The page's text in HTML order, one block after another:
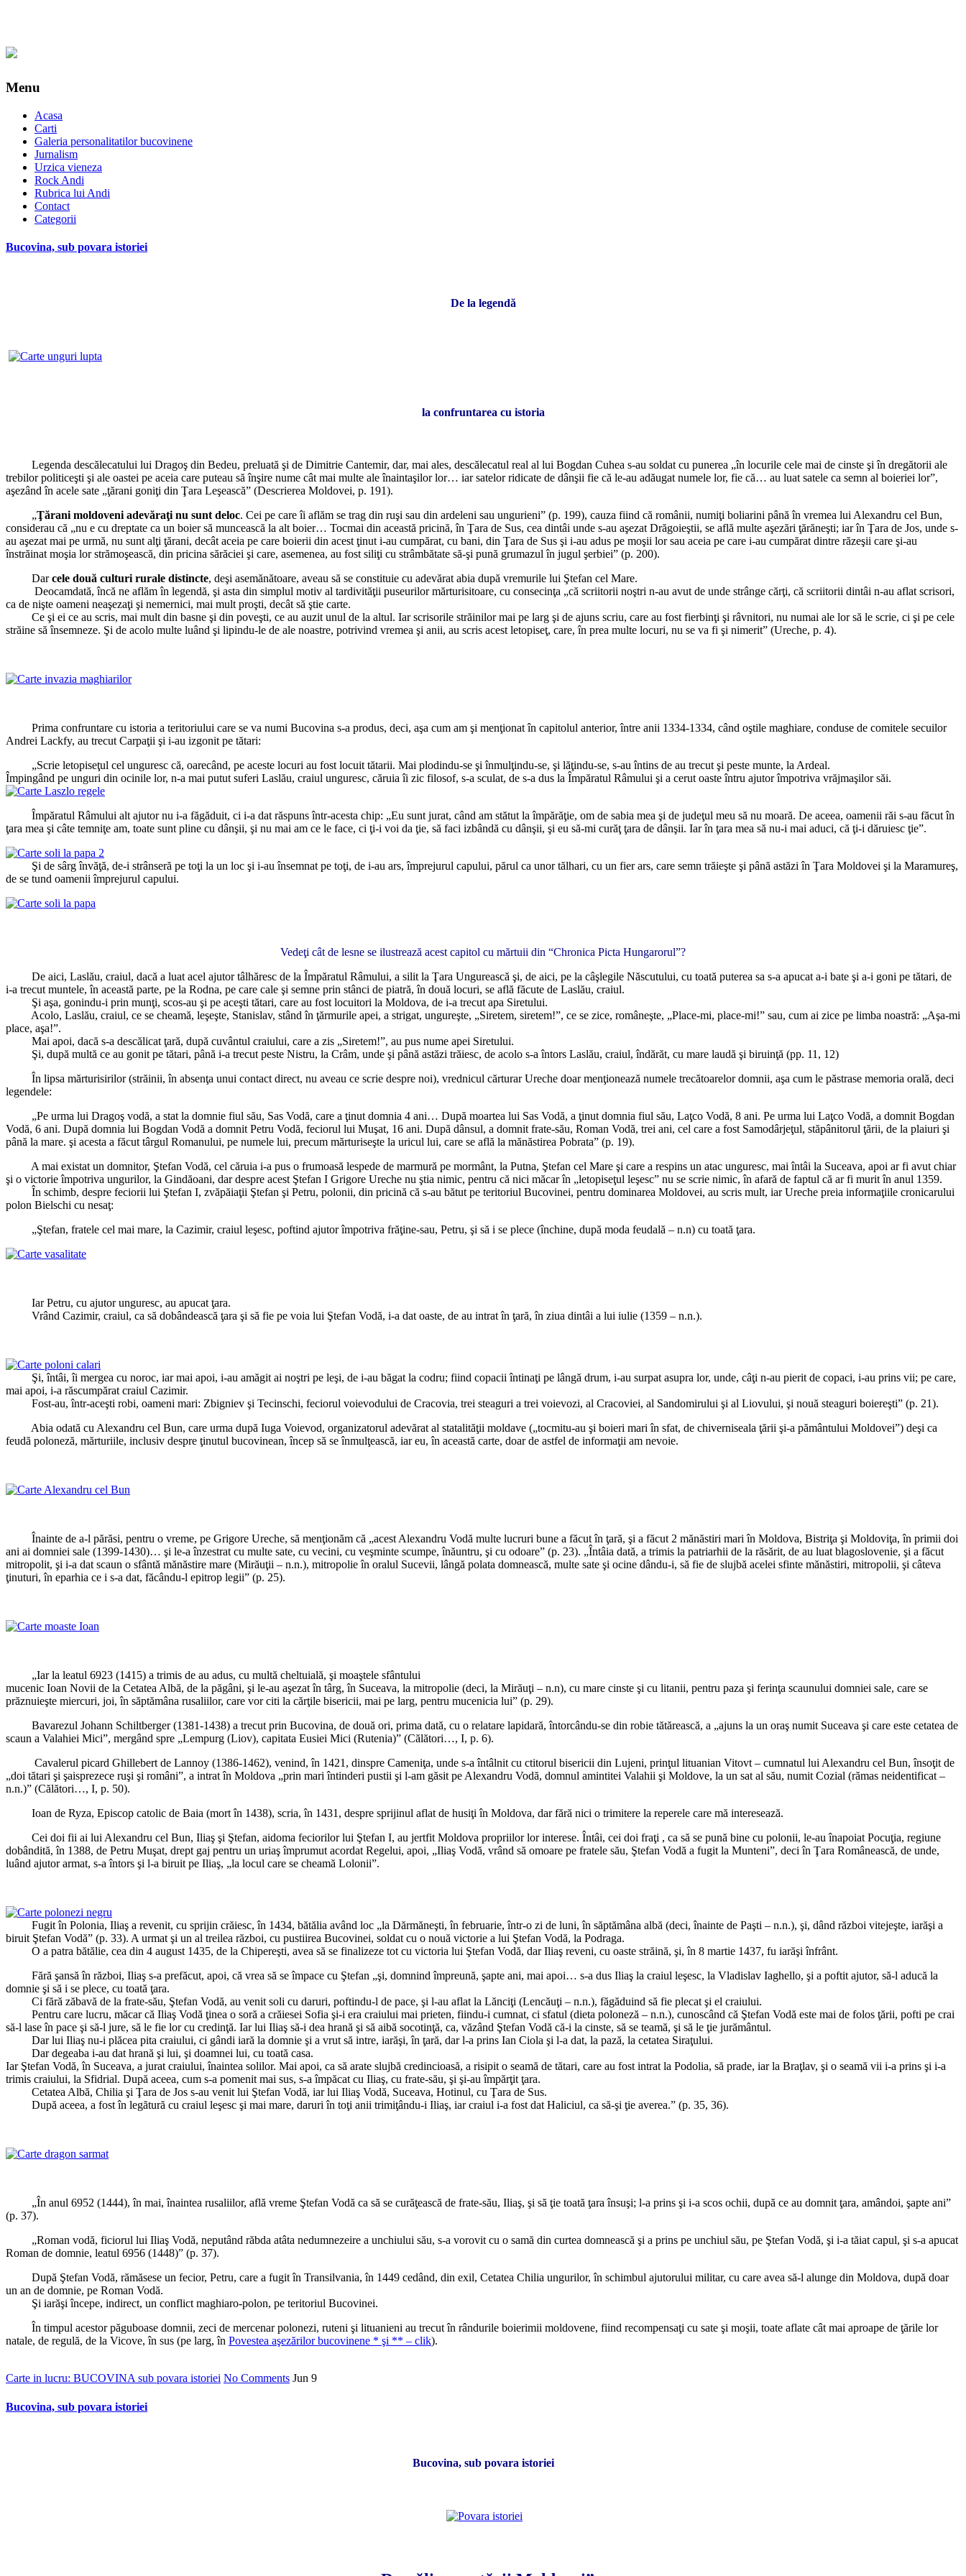
Menu
Acasa
Carti
Galeria personalitatilor bucovinene
Jurnalism
Urzica vieneza
Rock Andi
Rubrica lui Andi
Contact
Categorii
Bucovina, sub povara istoriei
De la legendă
la confruntarea cu istoria
Legenda descălecatului lui Dragoş din Bedeu, preluată şi de Dimitrie Cantemir, dar, mai ales, descălecatul real al lui Bogdan Cuhea s-au soldat cu punerea „în locurile cele mai de cinste şi în dregătorii ale
trebilor politiceşti şi ale oastei pe aceia care puteau să înşire nume cât mai multe ale înaintaşilor lor… iar satelor ridicate de dânşii fie că le-au adăugat numele lor, fie că… au luat satele ca semn al boieriei lor”,
aşezând în acele sate „ţărani goniţi din Ţara Leşească” (Descrierea Moldovei, p. 191).
„Ţărani moldoveni adevăraţi nu sunt deloc. Cei pe care îi aflăm se trag din ruşi sau din ardeleni sau ungurieni” (p. 199), cauza fiind că românii, numiţi boliarini până în vremea lui Alexandru cel Bun,
considerau că „nu e cu dreptate ca un boier să muncească la alt boier… Tocmai din această pricină, în Ţara de Sus, cea dintâi unde s-au aşezat Drăgoieştii, se află multe aşezări ţărăneşti; iar în Ţara de Jos, unde s-
au aşezat mai pe urmă, nu sunt alţi ţărani, decât aceia pe care boierii din acest ţinut i-au cumpărat, cu bani, din Ţara de Sus şi i-au adus pe moşii lor sau aceia pe care i-au cumpărat dintre răzeşii care şi-au
înstrăinat moşia lor strămoşească, din pricina sărăciei şi care, asemenea, au fost siliţi cu strâmbătate să-şi pună grumazul în jugul şerbiei” (p. 200).
Darcele două culturi rurale distincte, deşi asemănătoare, aveau să se constituie cu adevărat abia după vremurile lui Ştefan cel Mare.
Deocamdată, încă ne aflăm în legendă, şi asta din simplul motiv al tardivităţii puseurilor mărturisitoare, cu consecinţa „că scriitorii noştri n-au avut de unde strânge cărţi, că scriitorii dintâi n-au aflat scrisori,
ca de nişte oameni neaşezaţi şi nemernici, mai mult proşti, decât să ştie carte.
Ce şi ei ce au scris, mai mult din basne şi din poveşti, ce au auzit unul de la altul. Iar scrisorile străinilor mai pe larg şi de ajuns scriu, care au fost fierbinţi şi râvnitori, nu numai ale lor să le scrie, ci şi pe cele
străine să însemneze. Şi de acolo multe luând şi lipindu-le de ale noastre, potrivind vremea şi anii, au scris acest letopiseţ, care, în prea multe locuri, nu se va fi şi nimerit” (Ureche, p. 4).
Prima confruntare cu istoria a teritoriului care se va numi Bucovina s-a produs, deci, aşa cum am şi menţionat în capitolul anterior, între anii 1334-1334, când oştile maghiare, conduse de comitele secuilor
Andrei Lackfy, au trecut Carpaţii şi i-au izgonit pe tătari:
„Scrie letopiseţul cel unguresc că, oarecând, pe aceste locuri au fost locuit tătarii. Mai plodindu-se şi înmulţindu-se, şi lăţindu-se, s-au întins de au trecut şi peste munte, la Ardeal.
Împingând pe unguri din ocinile lor, n-a mai putut suferi Laslău, craiul unguresc, căruia îi zic filosof, s-a sculat, de s-a dus la Împăratul Râmului şi a cerut oaste întru ajutor împotriva vrăjmaşilor săi.
Împăratul Râmului alt ajutor nu i-a făgăduit, ci i-a dat răspuns într-acesta chip: „Eu sunt jurat, când am stătut la împărăţie, om de sabia mea şi de judeţul meu să nu moară. De aceea, oamenii răi s-au făcut în
ţara mea şi câte temniţe am, toate sunt pline cu dânşii, şi nu mai am ce le face, ci ţi-i voi da ţie, să faci izbândă cu dânşii, şi eu să-mi curăţ ţara de dânşii. Iar în ţara mea să nu-i mai aduci, că ţi-i dăruiesc ţie”.
Şi de sârg învăţă, de-i strânseră pe toţi la un loc şi i-au însemnat pe toţi, de i-au ars, împrejurul capului, părul ca unor tălhari, cu un fier ars, care semn trăieşte şi până astăzi în Ţara Moldovei şi la Maramureş,
de se tund oamenii împrejurul capului.
Vedeţi cât de lesne se ilustrează acest capitol cu mărtuii din “Chronica Picta Hungarorul”?
De aici, Laslău, craiul, dacă a luat acel ajutor tâlhăresc de la Împăratul Râmului, a silit la Ţara Ungurească şi, de aici, pe la câşlegile Născutului, cu toată puterea sa s-a apucat a-i bate şi a-i goni pe tătari, de
i-a trecut muntele, în această parte, pe la Rodna, pe care cale şi semne prin stânci de piatră, în două locuri, se află făcute de Laslău, craiul.
Şi aşa, gonindu-i prin munţi, scos-au şi pe aceşti tătari, care au fost locuitori la Moldova, de i-a trecut apa Siretului.
Acolo, Laslău, craiul, ce se cheamă, leşeşte, Stanislav, stând în ţărmurile apei, a strigat, ungureşte, „Siretem, siretem!”, ce se zice, româneşte, „Place-mi, place-mi!” sau, cum ai zice pe limba noastră: „Aşa-mi
place, aşa!”.
Mai apoi, dacă s-a descălicat ţară, după cuvântul craiului, care a zis „Siretem!”, au pus nume apei Siretului.
Şi, după multă ce au gonit pe tătari, până i-a trecut peste Nistru, la Crâm, unde şi până astăzi trăiesc, de acolo s-a întors Laslău, craiul, îndărăt, cu mare laudă şi biruinţă (pp. 11, 12)
În lipsa mărturisirilor (străinii, în absenţa unui contact direct, nu aveau ce scrie despre noi), vrednicul cărturar Ureche doar menţionează numele trecătoarelor domnii, aşa cum le păstrase memoria orală, deci
legendele:
„Pe urma lui Dragoş vodă, a stat la domnie fiul său, Sas Vodă, care a ţinut domnia 4 ani… După moartea lui Sas Vodă, a ţinut domnia fiul său, Laţco Vodă, 8 ani. Pe urma lui Laţco Vodă, a domnit Bogdan
Vodă, 6 ani. După domnia lui Bogdan Vodă a domnit Petru Vodă, feciorul lui Muşat, 16 ani. După dânsul, a domnit frate-său, Roman Vodă, trei ani, cel care a fost Samodârjeţul, stăpânitorul ţării, de la plaiuri şi
până la mare. şi acesta a făcut târgul Romanului, pe numele lui, precum mărturiseşte la uricul lui, care se află la mănăstirea Pobrata” (p. 19).
A mai existat un domnitor, Ştefan Vodă, cel căruia i-a pus o frumoasă lespede de marmură pe mormânt, la Putna, Ştefan cel Mare şi care a respins un atac unguresc, mai întâi la Suceava, apoi ar fi avut chiar
şi o victorie împotriva ungurilor, la Gindăoani, dar despre acest Ştefan I Grigore Ureche nu ştia nimic, pentru că nici măcar în „letopiseţul leşesc” nu se scrie nimic, în afară de faptul că ar fi murit în anul 1359.
În schimb, despre feciorii lui Ştefan I, zvăpăiaţii Ştefan şi Petru, polonii, din pricină că s-au bătut pe teritoriul Bucovinei, pentru dominarea Moldovei, au scris mult, iar Ureche preia informaţiile cronicarului
polon Bielschi cu nesaţ:
„Ştefan, fratele cel mai mare, la Cazimir, craiul leşesc, poftind ajutor împotriva frăţine-sau, Petru, şi să i se plece (închine, după moda feudală – n.n) cu toată ţara.
Iar Petru, cu ajutor unguresc, au apucat ţara.
Vrând Cazimir, craiul, ca să dobândească ţara şi să fie pe voia lui Ştefan Vodă, i-a dat oaste, de au intrat în ţară, în ziua dintâi a lui iulie (1359 – n.n.).
Şi, întâi, îi mergea cu noroc, iar mai apoi, i-au amăgit ai noştri pe leşi, de i-au băgat la codru; fiind copacii întinaţi pe lângă drum, i-au surpat asupra lor, unde, câţi n-au pierit de copaci, i-au prins vii; pe care,
mai apoi, i-a răscumpărat craiul Cazimir.
Fost-au, într-aceşti robi, oameni mari: Zbigniev şi Tecinschi, feciorul voievodului de Cracovia, trei steaguri a trei voievozi, al Cracoviei, al Sandomirului şi al Liovului, şi nouă steaguri boiereşti” (p. 21).
Abia odată cu Alexandru cel Bun, care urma după Iuga Voievod, organizatorul adevărat al statalităţii moldave („tocmitu-au şi boieri mari în sfat, de chiverniseala ţării şi-a pământului Moldovei”) deşi ca
feudă poloneză, mărturiile, inclusiv despre ţinutul bucovinean, încep să se înmulţească, iar eu, în această carte, doar de astfel de informaţii am nevoie.
Înainte de a-l părăsi, pentru o vreme, pe Grigore Ureche, să menţionăm că „acest Alexandru Vodă multe lucruri bune a făcut în ţară, şi a făcut 2 mănăstiri mari în Moldova, Bistriţa şi Moldoviţa, în primii doi
ani ai domniei sale (1399-1430)… şi le-a înzestrat cu multe sate, cu vecini, cu veşminte scumpe, înăuntru, şi cu odoare” (p. 23). „Întâia dată, a trimis la patriarhii de la răsărit, de au luat blagoslovenie, şi a făcut
mitropolit, şi i-a dat scaun o sfântă mănăstire mare (Mirăuţii – n.n.), mitropolie în oralul Sucevii, lângă polata domnească, multe sate şi ocine dându-i, să fie de slujbă acelei sfinte mănăstiri, mitropolii, şi câteva
ţinuturi, în eparhia ce i s-a dat, făcându-l epitrop legii” (p. 25).
„Iar la leatul 6923 (1415) a trimis de au adus, cu multă cheltuială, şi moaştele sfântului
mucenic Ioan Novii de la Cetatea Albă, de la păgâni, şi le-au aşezat în târg, în Suceava, la mitropolie (deci, la Mirăuţi – n.n), cu mare cinste şi cu litanii, pentru paza şi ferinţa scaunului domniei sale, care se
prăznuieşte miercuri, joi, în săptămâna rusaliilor, care vor citi la cărţile bisericii, mai pe larg, pentru mucenicia lui” (p. 29).
Bavarezul Johann Schiltberger (1381-1438) a trecut prin Bucovina, de două ori, prima dată, cu o relatare lapidară, întorcându-se din robie tătărească, a „ajuns la un oraş numit Suceava şi care este cetatea de
scaun a Valahiei Mici”, mergând spre „Lempurg (Liov), capitata Eusiei Mici (Rutenia)” (Călători…, I, p. 6).
Cavalerul picard Ghillebert de Lannoy (1386-1462), venind, în 1421, dinspre Cameniţa, unde s-a întâlnit cu ctitorul bisericii din Lujeni, prinţul lituanian Vitovt – cumnatul lui Alexandru cel Bun, însoţit de
„doi tătari şi şaisprezece ruşi şi români”, a intrat în Moldova „prin mari întinderi pustii şi l-am găsit pe Alexandru Vodă, domnul amintitei Valahii şi Moldove, la un sat al său, numit Cozial (rămas neidentificat –
n.n.)” (Călători…, I, p. 50).
Ioan de Ryza, Episcop catolic de Baia (mort în 1438), scria, în 1431, despre sprijinul aflat de husiţi în Moldova, dar fără nici o trimitere la reperele care mă interesează.
Cei doi fii ai lui Alexandru cel Bun, Iliaş şi Ştefan, aidoma feciorilor lui Ştefan I, au jertfit Moldova propriilor lor interese. Întâi, cei doi fraţi , ca să se pună bine cu polonii, le-au înapoiat Pocuţia, regiune
dobândită, în 1388, de Petru Muşat, drept gaj pentru un uriaş împrumut acordat Regelui, apoi, „Iliaş Vodă, vrând să omoare pe fratele său, Ştefan Vodă a fugit la Munteni”, deci în Ţara Românească, de unde,
luând ajutor armat, s-a întors şi l-a biruit pe Iliaş, „la locul care se cheamă Lolonii”.
Fugit în Polonia, Iliaş a revenit, cu sprijin crăiesc, în 1434, bătălia având loc „la Dărmăneşti, în februarie, într-o zi de luni, în săptămâna albă (deci, înainte de Paşti – n.n.), şi, dând război vitejeşte, iarăşi a
biruit Ştefan Vodă” (p. 33). A urmat şi un al treilea război, cu pustiirea Bucovinei, soldat cu o nouă victorie a lui Ştefan Vodă, la Podraga.
O a patra bătălie, cea din 4 august 1435, de la Chipereşti, avea să se finalizeze tot cu victoria lui Ştefan Vodă, dar Iliaş reveni, cu oaste străină, şi, în 8 martie 1437, fu iarăşi înfrânt.
Fără şansă în război, Iliaş s-a prefăcut, apoi, că vrea să se împace cu Ştefan „şi, domnind împreună, şapte ani, mai apoi… s-a dus Iliaş la craiul leşesc, la Vladislav Iaghello, şi a poftit ajutor, să-l aducă la
domnie şi să i se plece, cu toată ţara.
Ci fără zăbavă de la frate-său, Ştefan Vodă, au venit soli cu daruri, poftindu-l de pace, şi l-au aflat la Lănciţi (Lencăuţi – n.n.), făgăduind să fie plecat şi el craiului.
Pentru care lucru, măcar că Iliaş Vodă ţinea o soră a crăiesei Sofia şi-i era craiului mai prieten, fiindu-i cumnat, ci sfatul (dieta poloneză – n.n.), cunoscând că Ştefan Vodă este mai de folos ţării, pofti pe crai
să-l lase în pace şi să-l jure, să le fie lor cu credinţă. Iar lui Iliaş să-i dea hrană şi să aibă socotinţă, ca, văzând Ştefan Vodă că-i la cinste, să se teamă, şi să le ţie jurământul.
Dar lui Iliaş nu-i plăcea pita craiului, ci gândi iară la domnie şi a vrut să intre, iarăşi, în ţară, dar l-a prins Ian Ciola şi l-a dat, la pază, la cetatea Siraţului.
Dar degeaba i-au dat hrană şi lui, şi doamnei lui, cu toată casa.
Iar Ştefan Vodă, în Suceava, a jurat craiului, înaintea solilor. Mai apoi, ca să arate slujbă credincioasă, a risipit o seamă de tătari, care au fost intrat la Podolia, să prade, iar la Braţlav, şi o seamă vii i-a prins şi i-a
trimis craiului, la Sfidrial. După aceea, cum s-a pomenit mai sus, s-a împăcat cu Iliaş, cu frate-său, şi şi-au împărţit ţara.
Cetatea Albă, Chilia şi Ţara de Jos s-au venit lui Ştefan Vodă, iar lui Iliaş Vodă, Suceava, Hotinul, cu Ţara de Sus.
După aceea, a fost în legătură cu craiul leşesc şi mai mare, daruri în toţi anii trimiţându-i Iliaş, iar craiul i-a fost dat Haliciul, ca să-şi ţie averea.” (p. 35, 36).
„În anul 6952 (1444), în mai, înaintea rusaliilor, află vreme Ştefan Vodă ca să se curăţească de frate-său, Iliaş, şi să ţie toată ţara însuşi; l-a prins şi i-a scos ochii, după ce au domnit ţara, amândoi, şapte ani”
(p. 37).
„Roman vodă, ficiorul lui Iliaş Vodă, neputând răbda atâta nedumnezeire a unchiului său, s-a vorovit cu o samă din curtea domnească şi a prins pe unchiul său, pe Ştefan Vodă, şi i-a tăiat capul, şi s-a apucat
Roman de domnie, leatul 6956 (1448)” (p. 37).
După Ştefan Vodă, rămăsese un fecior, Petru, care a fugit în Transilvania, în 1449 cedând, din exil, Cetatea Chilia ungurilor, în schimbul ajutorului militar, cu care avea să-l alunge din Moldova, după doar
un an de domnie, pe Roman Vodă.
Şi iarăşi începe, indirect, un conflict maghiaro-polon, pe teritoriul Bucovinei.
În timpul acestor păguboase domnii, zeci de mercenar polonezi, ruteni şi lituanieni au trecut în rândurile boierimii moldovene, fiind recompensaţi cu sate şi moşii, toate aflate cât mai aproape de ţările lor
natale, de regulă, de la Vicove, în sus (pe larg, în Povestea aşezărilor bucovinene * şi ** – clik).
Carte in lucru: BUCOVINA sub povara istoriei No Comments Jun 9
Bucovina, sub povara istoriei
Bucovina, sub povara istoriei